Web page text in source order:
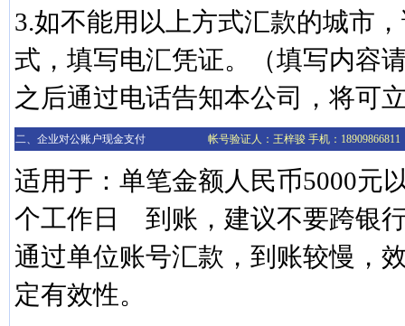
3.如不能用以上方式汇款的城市
式，填写电汇凭证。（填写内容
之后通过电话告知本公司，将可
二、企业对公账户现金支付 帐号验证人：王梓骏 手机：18909866811
适用于：单笔金额人民币5000
个工作日 到账，建议不要跨银
通过单位账号汇款，到账较慢，
定有效性。